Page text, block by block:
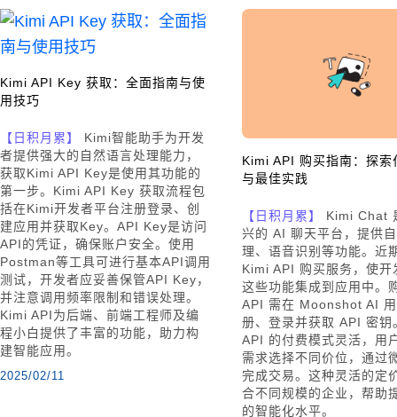
Kimi API Key 获取：全面指南与使
用技巧
【日积月累】
Kimi智能助手为开发
者提供强大的自然语言处理能力，
获取Kimi API Key是使用其功能的
第一步。Kimi API Key 获取流程包
括在Kimi开发者平台注册登录、创
建应用并获取Key。API Key是访问
API的凭证，确保账户安全。使用
Postman等工具可进行基本API调用
测试，开发者应妥善保管API Key，
并注意调用频率限制和错误处理。
Kimi API为后端、前端工程师及编
程小白提供了丰富的功能，助力构
建智能应用。
2025/02/11
Kimi API 购买指南：探索
与最佳实践
【日积月累】
Kimi Chat
兴的 AI 聊天平台，提供
理、语音识别等功能。近
Kimi API 购买服务，使开
这些功能集成到应用中。
API 需在 Moonshot AI
册、登录并获取 API 密钥
API 的付费模式灵活，用
需求选择不同价位，通过
完成交易。这种灵活的定
合不同规模的企业，帮助
的智能化水平。